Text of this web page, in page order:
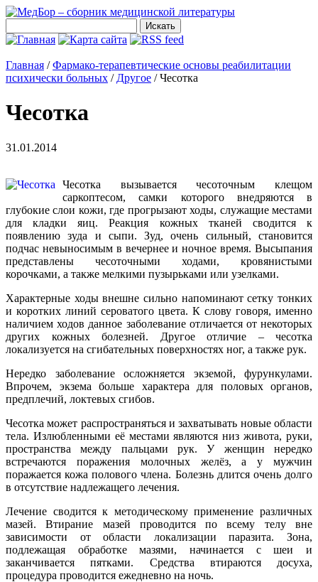
Главная /Фармако-терапевтические основы реабилитации
психически больных / Другое /Чесотка
Чесотка
31.01.2014
Чесотка вызывается чесоточным клещом
саркоптесом, самки которого внедряются в
глубокие слои кожи, где прогрызают ходы, служащие местами
для кладки яиц. Реакция кожных тканей сводится к
появлению зуда и сыпи. Зуд, очень сильный, становится
подчас невыносимым в вечернее и ночное время. Высыпания
представлены чесоточными ходами, кровянистыми
корочками, а также мелкими пузырьками или узелками.
Характерные ходы внешне сильно напоминают сетку тонких
и коротких линий сероватого цвета. К слову говоря, именно
наличием ходов данное заболевание отличается от некоторых
других кожных болезней. Другое отличие – чесотка
локализуется на сгибательных поверхностях ног, а также рук.
Нередко заболевание осложняется экземой, фурункулами.
Впрочем, экзема больше характера для половых органов,
предплечий, локтевых сгибов.
Чесотка может распространяться и захватывать новые области
тела. Излюбленными её местами являются низ живота, руки,
пространства между пальцами рук. У женщин нередко
встречаются поражения молочных желёз, а у мужчин
поражается кожа полового члена. Болезнь длится очень долго
в отсутствие надлежащего лечения.
Лечение сводится к методическому применение различных
мазей. Втирание мазей проводится по всему телу вне
зависимости от области локализации паразита. Зона,
подлежащая обработке мазями, начинается с шеи и
заканчивается пятками. Средства втираются досуха,
процедура проводится ежедневно на ночь.